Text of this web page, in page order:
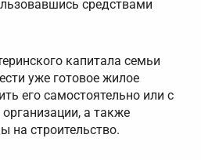
средствами
капитала семьи
уже готовое жилое
его самостоятельно или с
а также
на строительство.